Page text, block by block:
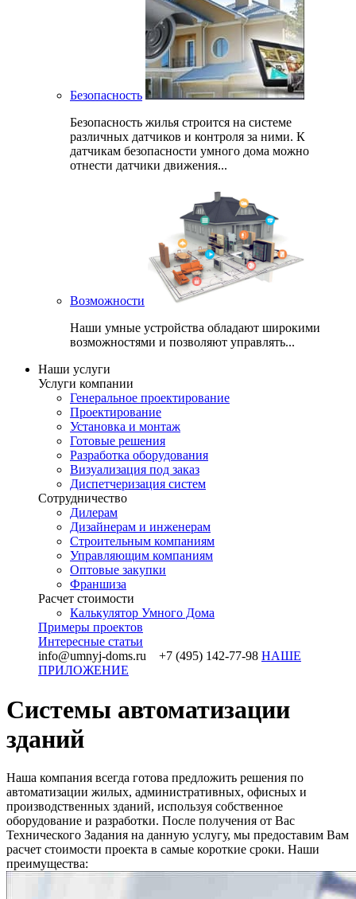
Безопасность
Безопасность жилья строится на системе
различных датчиков и контроля за ними. К
датчикам безопасности умного дома можно
отнести датчики движения...
Возможности
Наши умные устройства обладают широкими
возможностями и позволяют управлять...
Наши услуги
Услуги компании
Генеральное проектирование
Проектирование
Установка и монтаж
Готовые решения
Разработка оборудования
Визуализация под заказ
Диспетчеризация систем
Сотрудничество
Дилерам
Дизайнерам и инженерам
Строительным компаниям
Управляющим компаниям
Оптовые закупки
Франшиза
Раcчет стоимости
Калькулятор Умного Дома
Примеры проектов
Интересные статьи
info@umnyj-doms.ru +7 (495) 142-77-98 НАШЕ
ПРИЛОЖЕНИЕ
Системы автоматизации
зданий
Наша компания всегда готова предложить решения по
автоматизации жилых, административных, офисных и
производственных зданий, используя собственное
оборудование и разработки. После получения от Вас
Технического Задания на данную услугу, мы предоставим Вам
расчет стоимости проекта в самые короткие сроки. Наши
преимущества: